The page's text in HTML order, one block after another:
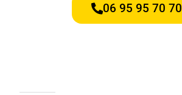
06 95 95 70 70